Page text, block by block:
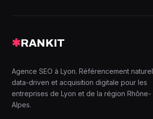
✱RANKIT
Agence SEO à Lyon. Référencement naturel
data-driven et acquisition digitale pour les
entreprises de Lyon et de la région Rhône-
Alpes.